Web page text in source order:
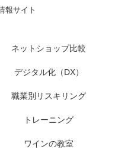
報サイト
ネットショップ比較
デジタル化（DX）
職業別リスキリング
トレーニング
ワインの教室